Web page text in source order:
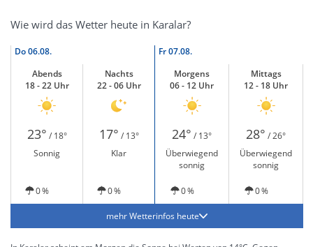
Wie wird das Wetter heute in Karalar?
Do06.08. Fr07.08.
Abends
18 - 22 Uhr
Nachts
22 - 06 Uhr
Morgens
06 - 12 Uhr
Mittags
12 - 18 Uhr
23° / 18° 17° / 13° 24° / 13° 28° / 26°
Sonnig
Klar
Überwiegend
sonnig
Überwiegend
sonnig
0 % 0 % 0 % 0 %
mehr Wetterinfos heute